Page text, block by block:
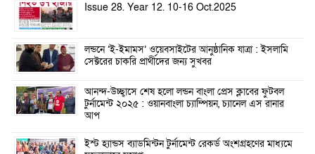
Issue 28. Year 12. 10-16 Oct.2025
লন্ডনে ‘ই-ইমামস’ ওয়েবসাইটের আনুষ্ঠানিক যাত্রা : ইসলামি
সেক্টরের চাকরি প্রার্থীদের জন্য সুখবর
আনন্দ-উচ্ছ্বাসে শেষ হলো লন্ডন বাংলা প্রেস ক্লাবের ফুটবল
টুর্নামেন্ট ২০২৫ : ওয়ানবাংলা চ্যাম্পিয়ন, চ্যানেল এস রানার
আপ
ইস্ট হ্যান্ডস ব্যাডমিন্টন টুর্নামেন্ট রেকর্ড অংশগ্রহণের মাধ্যমে